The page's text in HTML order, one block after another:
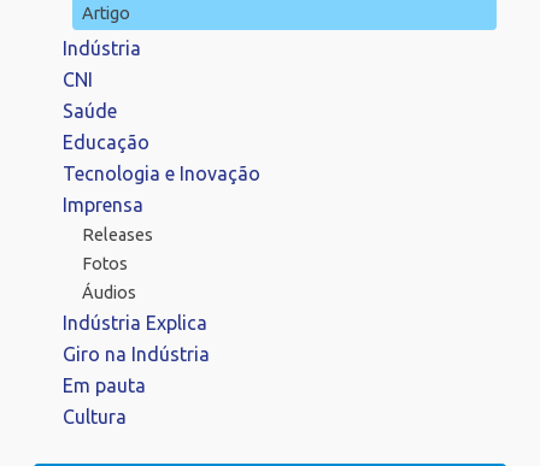
Artigo
Indústria
CNI
Saúde
Educação
Tecnologia e Inovação
Imprensa
Releases
Fotos
Áudios
Indústria Explica
Giro na Indústria
Em pauta
Cultura